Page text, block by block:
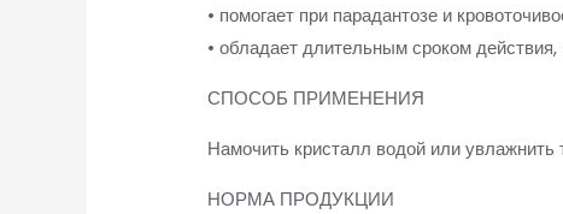
• помогает при парадантозе и
• обладает длительным сроком
СПОСОБ ПРИМЕНЕНИЯ
Намочить кристалл водой или
НОРМА ПРОДУКЦИИ